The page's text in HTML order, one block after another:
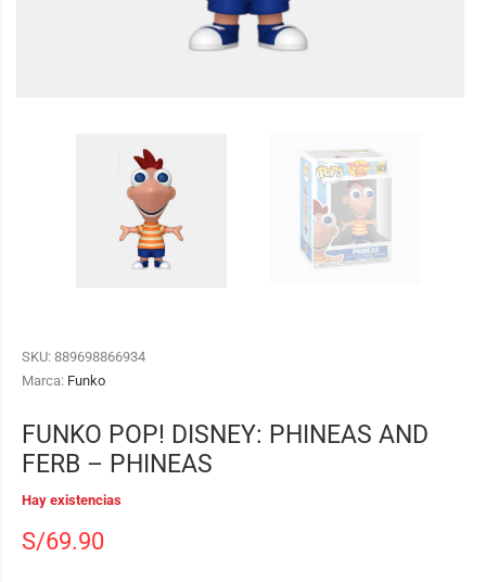
SKU: 889698866934
Marca: Funko
FUNKO POP! DISNEY: PHINEAS AND
FERB – PHINEAS
Hay existencias
S/69.90